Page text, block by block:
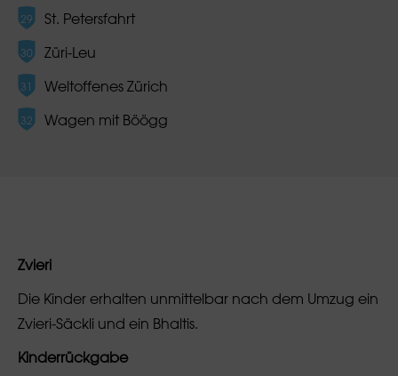
St. Petersfahrt
Züri-Leu
Weltoffenes Zürich
Wagen mit Böögg
Zvieri
Die Kinder erhalten unmittelbar nach dem Umzug ein
Zvieri-Säckli und ein Bhaltis.
Kinderrückgabe